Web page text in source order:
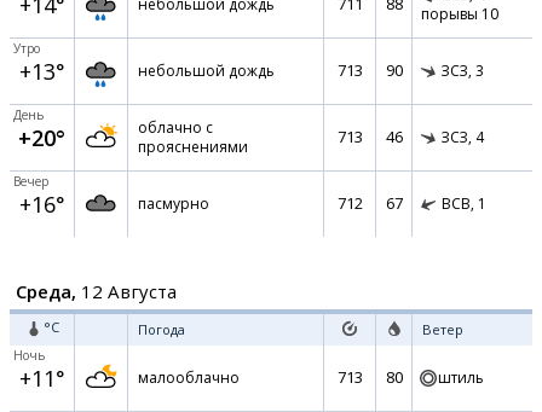
небольшой дождь
порывы 10
Утро
+13° небольшой дождь 713 90 ЗСЗ, 3
День
+20°
облачно с
прояснениями
713 46 ЗСЗ, 4
Вечер
+16° пасмурно 712 67 ВСВ, 1
Среда, 12 Августа
°C Погода Ветер
Ночь
+11° малооблачно 713 80 штиль